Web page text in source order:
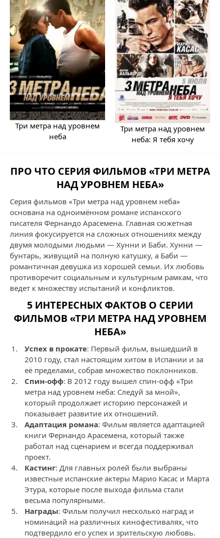
Три метра над уровнем
неба
Три метра над уровнем
неба: Я тебя хочу
ПРО ЧТО СЕРИЯ ФИЛЬМОВ «ТРИ МЕТРА
НАД УРОВНЕМ НЕБА»
Серия фильмов «Три метра над уровнем неба»
основана на одноимённом романе испанского
писателя Фернандо Арасемена. Главная сюжетная
линия фокусируется на сложных отношениях между
двумя молодыми людьми — Хунни и Баби. Хунни —
бунтарь, живущий на полную катушку, а Баби —
романтичная девушка из хорошей семьи. Их любовь
противоречит социальным и культурным рамкам, что
ведет к множеству испытаний и конфликтов.
5 ИНТЕРЕСНЫХ ФАКТОВ О СЕРИИ
ФИЛЬМОВ «ТРИ МЕТРА НАД УРОВНЕМ
НЕБА»
Успех в прокате: Первый фильм, вышедший в
2010 году, стал настоящим хитом в Испании и за
её пределами, собрав множество поклонников.
Спин-офф: В 2012 году вышел спин-офф «Три
метра над уровнем неба: Следуй за мной»,
который продолжает историю персонажей и
показывает развитие их отношений.
Адаптация романа: Фильм является адаптацией
книги Фернандо Арасемена, который также
работал над сценарием и всегда поддерживал
проект.
Кастинг: Для главных ролей были выбраны
известные испанские актеры Марио Касас и Марта
Этура, которые после выхода фильма стали
весьма популярными.
Награды: Фильм получил несколько наград и
номинаций на различных кинофестивалях, что
подтвердило его успех и зрительскую любовь.